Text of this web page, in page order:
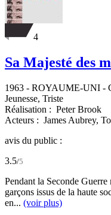
4
Sa Majesté des
1963 - ROYAUME-UNI -
Jeunesse, Triste
Réalisation : Peter Brook
Acteurs : James Aubrey,
avis du public :
3.5/5
Pendant la Seconde
garçons issus de la haute
en... (voir plus)